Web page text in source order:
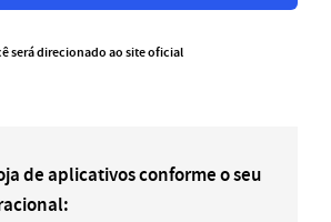
será direcionado ao site oficial
de aplicativos conforme o seu